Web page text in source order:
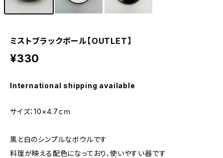
ミストブラックボール【OUTLET】
¥330
International shipping available
サイズ：10×4.7ｃｍ
黒と白のシンプルなボウルです
料理が映える配色になっており、使いやすい器です